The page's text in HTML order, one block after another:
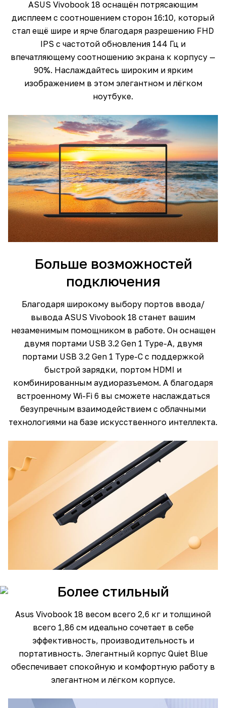
ASUS Vivobook 18 оснащён потрясающим
дисплеем с соотношением сторон 16:10, который
стал ещё шире и ярче благодаря разрешению FHD
IPS с частотой обновления 144 Гц и
впечатляющему соотношению экрана к корпусу —
90%. Наслаждайтесь широким и ярким
изображением в этом элегантном и лёгком
ноутбуке.
Больше возможностей
подключения
Благодаря широкому выбору портов ввода/
вывода ASUS Vivobook 18 станет вашим
незаменимым помощником в работе. Он оснащен
двумя портами USB 3.2 Gen 1 Type-A, двумя
портами USB 3.2 Gen 1 Type-C с поддержкой
быстрой зарядки, портом HDMI и
комбинированным аудиоразъемом. А благодаря
встроенному Wi-Fi 6 вы сможете наслаждаться
безупречным взаимодействием с облачными
технологиями на базе искусственного интеллекта.
Более стильный
Asus Vivobook 18 весом всего 2,6 кг и толщиной
всего 1,86 см идеально сочетает в себе
эффективность, производительность и
портативность. Элегантный корпус Quiet Blue
обеспечивает спокойную и комфортную работу в
элегантном и лёгком корпусе.